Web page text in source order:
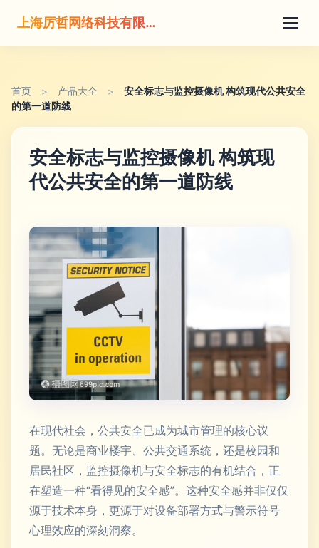
上海厉哲网络科技有限公司
首页 > 产品大全 >
安全标志与监控摄像机 构筑现代公共安全
的第一道防线
安全标志与监控摄像机 构筑现
代公共安全的第一道防线
在现代社会，公共安全已成为城市管理的核心议
题。无论是商业楼宇、公共交通系统，还是校园和
居民社区，监控摄像机与安全标志的有机结合，正
在塑造一种“看得见的安全感”。这种安全感并非仅仅
源于技术本身，更源于对设备部署方式与警示符号
心理效应的深刻洞察。